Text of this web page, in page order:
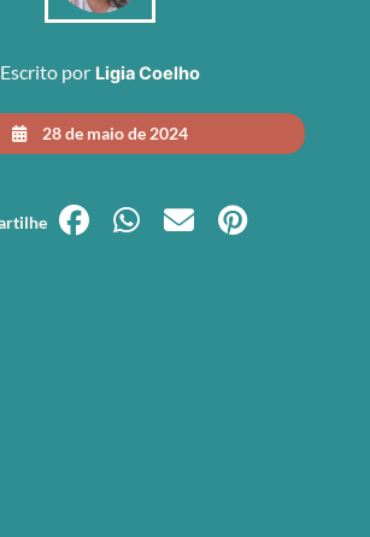
Escrito por Ligia Coelho
28 de maio de 2024